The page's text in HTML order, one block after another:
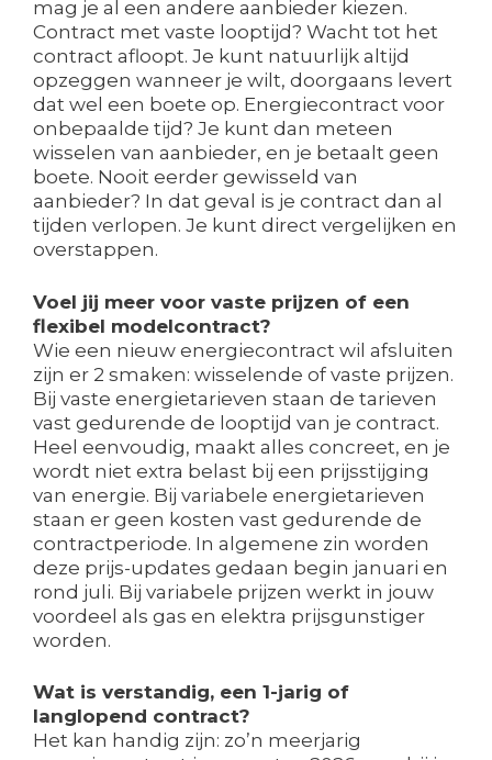
mag je al een andere aanbieder kiezen.
Contract met vaste looptijd? Wacht tot het
contract afloopt. Je kunt natuurlijk altijd
opzeggen wanneer je wilt, doorgaans levert
dat wel een boete op. Energiecontract voor
onbepaalde tijd? Je kunt dan meteen
wisselen van aanbieder, en je betaalt geen
boete. Nooit eerder gewisseld van
aanbieder? In dat geval is je contract dan al
tijden verlopen. Je kunt direct vergelijken en
overstappen.
Voel jij meer voor vaste prijzen of een
flexibel modelcontract?
Wie een nieuw energiecontract wil afsluiten
zijn er 2 smaken: wisselende of vaste prijzen.
Bij vaste energietarieven staan de tarieven
vast gedurende de looptijd van je contract.
Heel eenvoudig, maakt alles concreet, en je
wordt niet extra belast bij een prijsstijging
van energie. Bij variabele energietarieven
staan er geen kosten vast gedurende de
contractperiode. In algemene zin worden
deze prijs-updates gedaan begin januari en
rond juli. Bij variabele prijzen werkt in jouw
voordeel als gas en elektra prijsgunstiger
worden.
Wat is verstandig, een 1-jarig of
langlopend contract?
Het kan handig zijn: zo’n meerjarig